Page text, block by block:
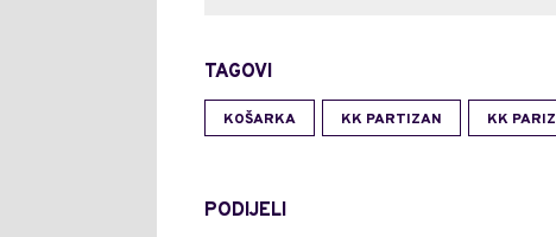
TAGOVI
KOŠARKA KK PARTIZAN KK PARIZ
PODIJELI